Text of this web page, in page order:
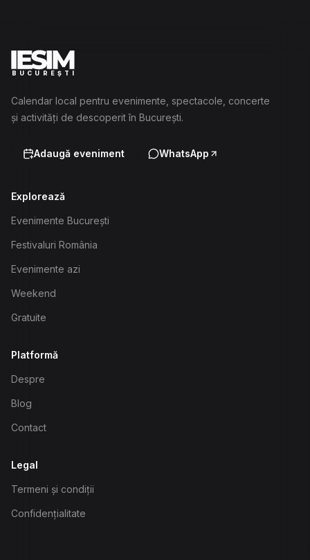
BUCUREȘTI
Calendar local pentru evenimente, spectacole, concerte
și activități de descoperit în București.
Adaugă eveniment WhatsApp
Explorează
Evenimente București
Festivaluri România
Evenimente azi
Weekend
Gratuite
Platformă
Despre
Blog
Contact
Legal
Termeni și condiții
Confidențialitate